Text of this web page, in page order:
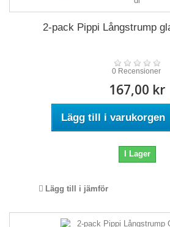
2-pack Pippi Långstrump
0 Recensioner
167,00 kr
Lägg till i varukorgen
I Lager
Lägg till i jämför